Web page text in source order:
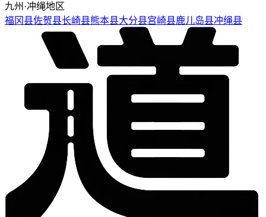
九州·冲绳地区
福冈县佐贺县长崎县熊本县大分县宫崎县鹿儿岛县冲绳县